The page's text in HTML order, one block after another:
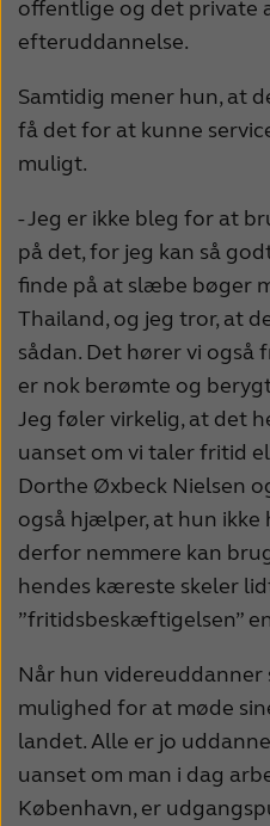
offentlige og det private
efteruddannelse.
Samtidig mener hun, at
få det for at kunne
muligt.
- Jeg er ikke bleg for at
på det, for jeg kan så
finde på at slæbe bøger
Thailand, og jeg tror, at
sådan. Det hører vi også
er nok berømte og
Jeg føler virkelig, at det
uanset om vi taler fritid
Dorthe Øxbeck Nielsen
også hjælper, at hun ikke
derfor nemmere kan
hendes kæreste skeler
”fritidsbeskæftigelsen”
Når hun videreuddanner
mulighed for at møde
landet. Alle er jo
uanset om man i dag
København, er